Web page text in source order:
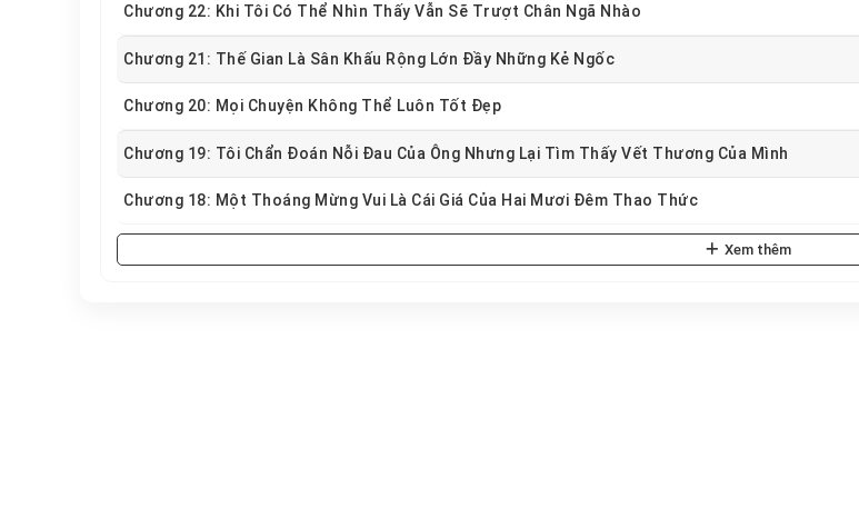
Chương 22: Khi Tôi Có Thể Nhìn Thấy Vẫn Sẽ Trượt Chân Ngã Nhào
Chương 21: Thế Gian Là Sân Khấu Rộng Lớn Đầy Những Kẻ Ngốc
Chương 20: Mọi Chuyện Không Thể Luôn Tốt Đẹp
Chương 19: Tôi Chẩn Đoán Nỗi Đau Của Ông Nhưng Lại Tìm Thấy Vết Thương Của Mình
Chương 18: Một Thoáng Mừng Vui Là Cái Giá Của Hai Mươi Đêm Thao Thức
Xem thêm